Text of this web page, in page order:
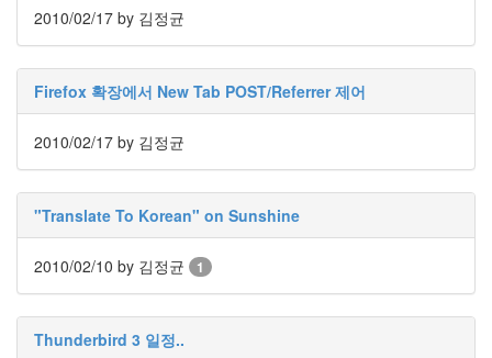
2010/02/17 by 김정균
Firefox 확장에서 New Tab POST/Referrer 제어
2010/02/17 by 김정균
"Translate To Korean" on Sunshine
2010/02/10 by 김정균 1
Thunderbird 3 일정..
녕
스
AnNyung
Firefox
군